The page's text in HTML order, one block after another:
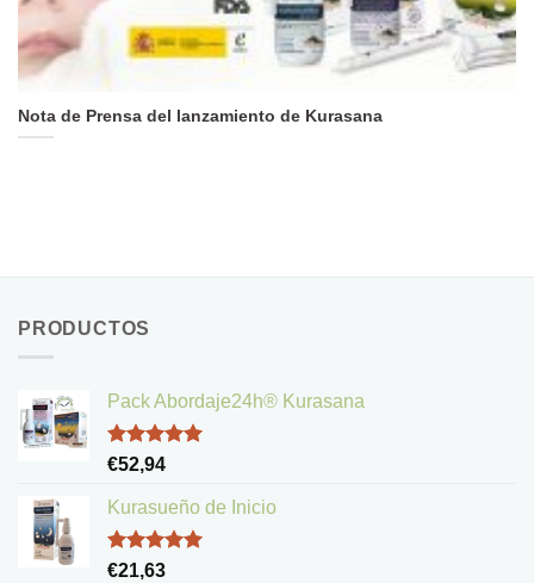
Nota de Prensa del lanzamiento de Kurasana
PRODUCTOS
Pack Abordaje24h® Kurasana
Valorado
de 5
€52,94
Kurasueño de Inicio
Valorado
€21,63